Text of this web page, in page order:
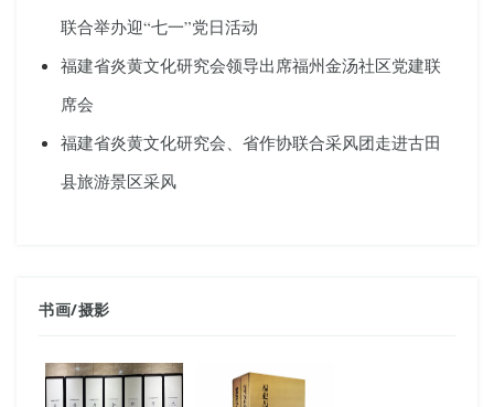
联合举办迎“七一”党日活动
福建省炎黄文化研究会领导出席福州金汤社区党建联
席会
福建省炎黄文化研究会、省作协联合采风团走进古田
县旅游景区采风
书画/摄影